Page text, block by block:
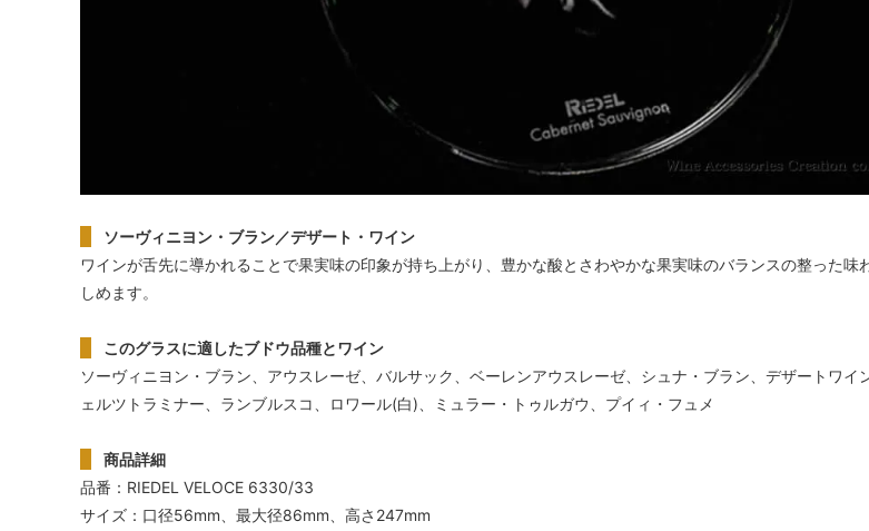
ソーヴィニヨン・ブラン／デザート・ワイン
ワインが舌先に導かれることで果実味の印象が持ち上がり、豊かな酸とさわやかな果実味のバランスの整った味
しめます。
このグラスに適したブドウ品種とワイン
ソーヴィニヨン・ブラン、アウスレーゼ、バルサック、ベーレンアウスレーゼ、シュナ・ブラン、デザートワイ
ェルツトラミナー、ランブルスコ、ロワール(白)、ミュラー・トゥルガウ、プイィ・フュメ
商品詳細
品番：RIEDEL VELOCE 6330/33
サイズ：口径56mm、最大径86mm、高さ247mm